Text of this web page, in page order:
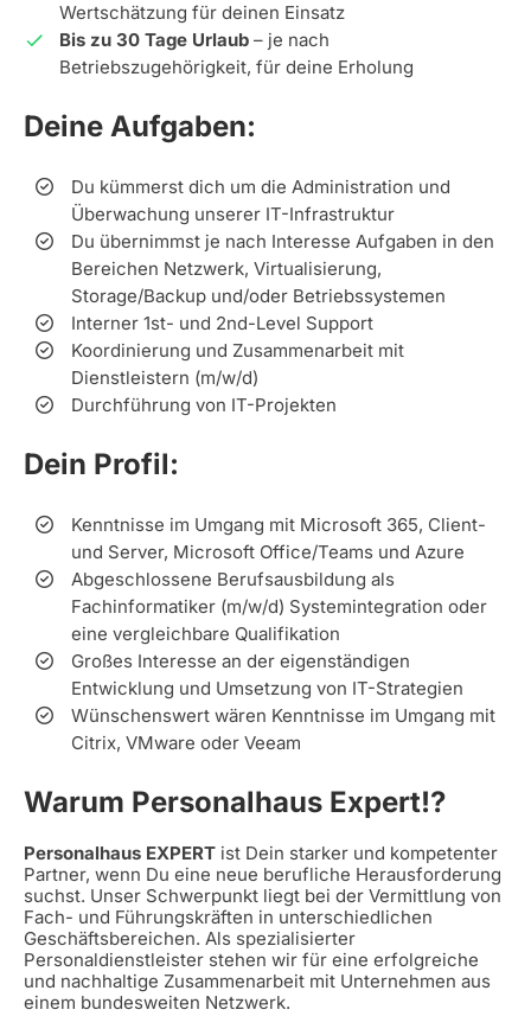
Wertschätzung für deinen Einsatz
Bis zu 30 Tage Urlaub – je nach
Betriebszugehörigkeit, für deine Erholung
Deine Aufgaben:
Du kümmerst dich um die Administration und
Überwachung unserer IT-Infrastruktur
Du übernimmst je nach Interesse Aufgaben in den
Bereichen Netzwerk, Virtualisierung,
Storage/Backup und/oder Betriebssystemen
Interner 1st- und 2nd-Level Support
Koordinierung und Zusammenarbeit mit
Dienstleistern (m/w/d)
Durchführung von IT-Projekten
Dein Profil:
Kenntnisse im Umgang mit Microsoft 365, Client-
und Server, Microsoft Office/Teams und Azure
Abgeschlossene Berufsausbildung als
Fachinformatiker (m/w/d) Systemintegration oder
eine vergleichbare Qualifikation
Großes Interesse an der eigenständigen
Entwicklung und Umsetzung von IT-Strategien
Wünschenswert wären Kenntnisse im Umgang mit
Citrix, VMware oder Veeam
Warum Personalhaus Expert!?
Personalhaus EXPERT ist Dein starker und kompetenter
Partner, wenn Du eine neue berufliche Herausforderung
suchst. Unser Schwerpunkt liegt bei der Vermittlung von
Fach- und Führungskräften in unterschiedlichen
Geschäftsbereichen. Als spezialisierter
Personaldienstleister stehen wir für eine erfolgreiche
und nachhaltige Zusammenarbeit mit Unternehmen aus
einem bundesweiten Netzwerk.